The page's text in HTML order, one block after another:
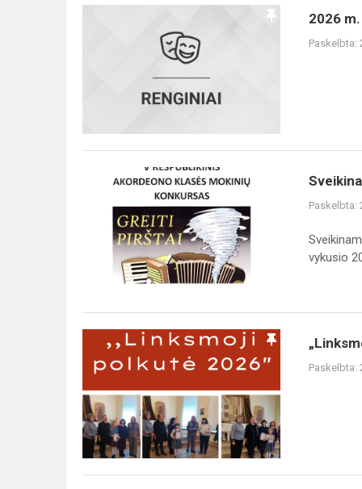
2026
Paskelbta:
Sveikiname
Paskelbta:
vykusio
„Linksmoji
polkutė
2026“
Paskelbta: